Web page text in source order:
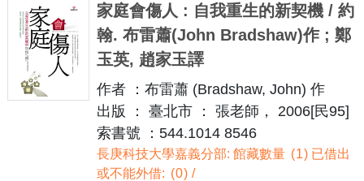
家庭會傷人 : 自我重生的新契機 / 約
翰. 布雷蕭(John Bradshaw)作 ; 鄭
玉英, 趙家玉譯
作者 ：布雷蕭 (Bradshaw, John) 作
出版 ： 臺北市 ： 張老師， 2006[民95]
索書號 ：544.1014 8546
長庚科技大學嘉義分部: 館藏數量 1 已借出
或不能外借:
0